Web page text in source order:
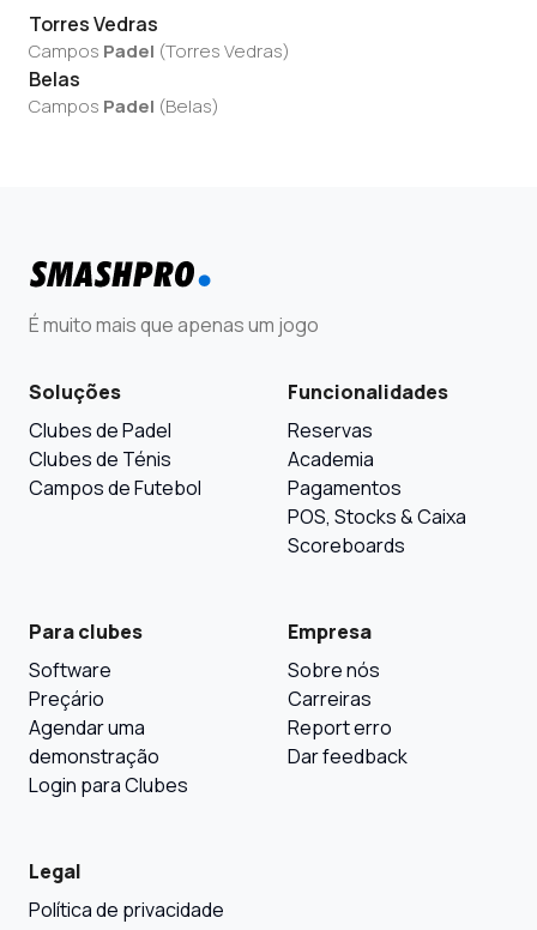
Torres Vedras
Campos Padel (Torres Vedras)
Belas
Campos Padel (Belas)
É muito mais que apenas um jogo
Soluções
Clubes de Padel
Clubes de Ténis
Campos de Futebol
Funcionalidades
Reservas
Academia
Pagamentos
POS, Stocks & Caixa
Scoreboards
Para clubes
Software
Preçário
Agendar uma
demonstração
Login para Clubes
Empresa
Sobre nós
Carreiras
Report erro
Dar feedback
Legal
Política de privacidade